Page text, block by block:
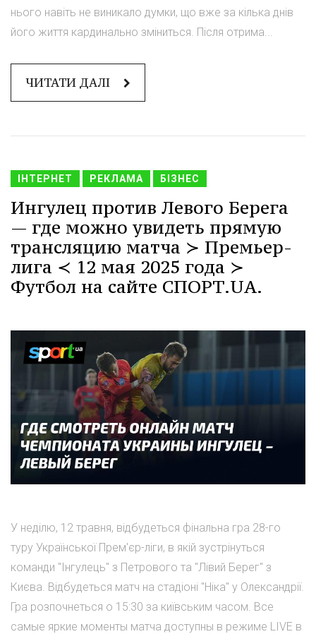
нього навіть не виникало думки, що вже за кілька днів
його життя кардинально зміниться. Після отрима...
ЧИТАТИ ДАЛІ
ІНТЕРНЕТ РЕКЛАМА БІЗНЕС
Ингулец против Левого Берега
— где можно увидеть прямую
трансляцию матча ≻ Премьер-
лига ≺ 12 мая 2025 года ≻
Футбол на сайте СПОРТ.UA.
У неділю, 12 травня, відбудеться фінальна гра 28-го
туру Української Прем'єр-ліги, в якій зустрінуться
команди "Інгулець" з Петрового та "Лівий Берег" з
Києва. Відбудеться матч на стадіоні "Ніка" у Олександрії.
Гра розпочнеться о 15:30 за київським часом. Все
самые яркие моменты матча доступны в режиме LIVE в